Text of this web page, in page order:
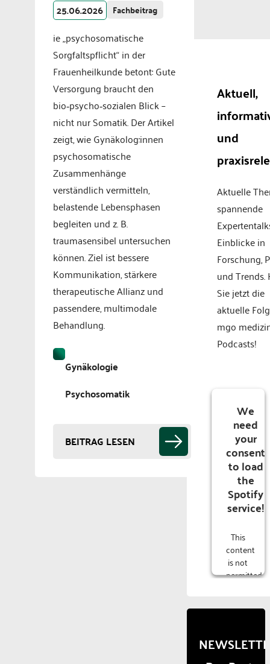
25.06.2026 Fachbeitrag
ie „psychosomatische
Sorgfaltspflicht“ in der
Frauenheilkunde betont: Gute
Versorgung braucht den
bio‑psycho‑sozialen Blick –
nicht nur Somatik. Der Artikel
zeigt, wie Gynäkolog:innen
psychosomatische
Zusammenhänge
verständlich vermitteln,
belastende Lebensphasen
begleiten und z. B.
traumasensibel untersuchen
können. Ziel ist bessere
Kommunikation, stärkere
therapeutische Allianz und
passendere, multimodale
Behandlung.
Gynäkologie
Psychosomatik
BEITRAG LESEN
Aktuell,
und
Aktuelle
spannende
Einblicke in
Forschung,
und Trends.
Sie jetzt die
aktuelle
mgo
Podcasts!
We
need
your
consent
to load
the
Spotify
service!
This
content
is not
permitted
due to
that
are